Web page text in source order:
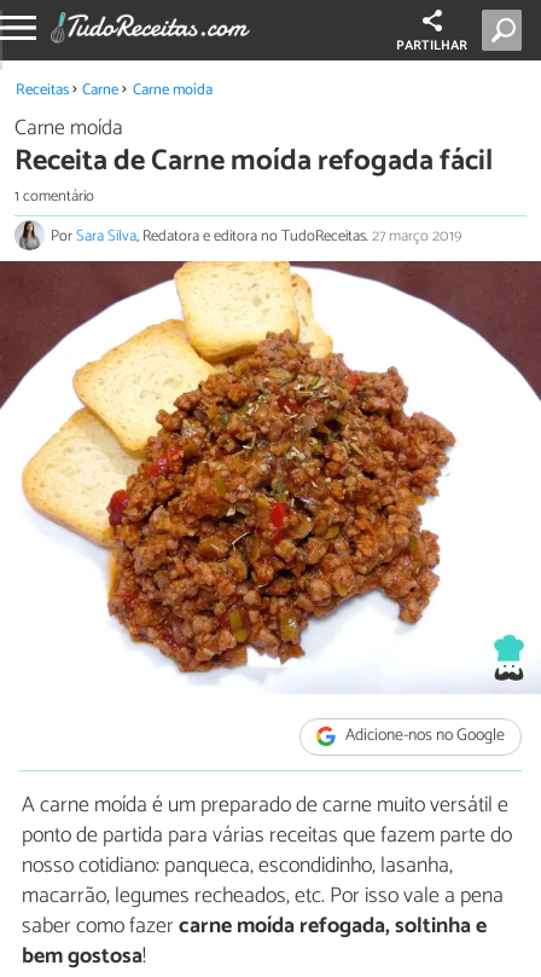
PARTILHAR
Receitas Carne Carne moída
Carne moída
Receita de Carne moída refogada fácil
1 comentário
PorSara Silva, Redatora e editora no TudoReceitas.27 março 2019
Adicione-nos no Google
A carne moída é um preparado de carne muito versátil e
ponto de partida para várias receitas que fazem parte do
nosso cotidiano: panqueca, escondidinho, lasanha,
macarrão, legumes recheados, etc. Por isso vale a pena
saber como fazercarne moída refogada, soltinha e
bem gostosa!